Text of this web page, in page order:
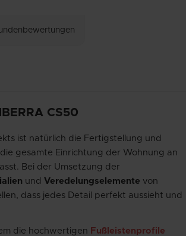
CS50
ist natürlich die Fertigstellung und
gesamte Einrichtung der Wohnung an
Bei der Umsetzung der
und Veredelungselemente von
dass jedes Detail perfekt aussieht und
die hochwertigen Fußleistenprofile